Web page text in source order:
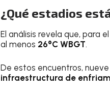
¿Qué estadios
El análisis revela que, para
al menos 26°C WBGT.
De estos encuentros,
infraestructura de